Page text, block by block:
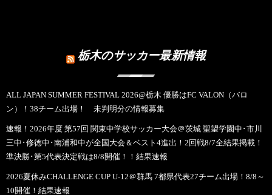
栃木のサッカー最新情報
ALL JAPAN SUMMER FESTIVAL 2026@栃木 優勝はFC VALON（バロ
ン）！38チーム出場！ 未判明分の情報募集
速報！2026年度 第57回 関東中学校サッカー大会＠茨城 聖望学園中･市川
三中･修徳中･南浦和中が全国大会＆ベスト4進出！2回戦8/7全結果掲載！
準決勝･第5代表決定戦は8/8開催！！結果速報
2026夏休みCHALLENGE CUP U-12＠群馬 7都県代表27チーム出場！8/8～
10開催！結果速報